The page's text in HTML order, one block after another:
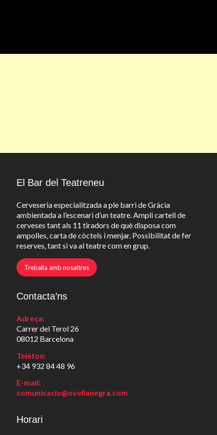
El Bar del Teatreneu
Cerveseria especialitzada a ple barri de Gràcia
ambientada a l’escenari d’un teatre. Ampli cartell de
cerveses tant als 11 tiradors de què disposa com
ampolles, carta de còctels i menjar. Possibilitat de fer
reserves, tant si va al teatre com en grup.
Treballa amb nosaltres
Contacta’ns
Adreça:
Carrer del Terol 26
08012 Barcelona
Telèfon:
+34 932 84 48 96
E-mail:
comunicacio@ovellanegra.com
Horari